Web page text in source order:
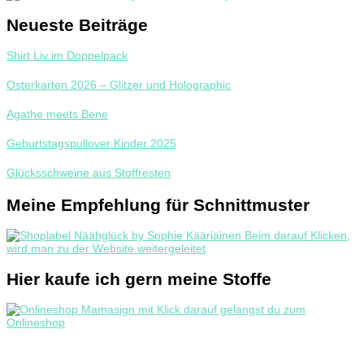
Neueste Beiträge
Shirt Liv im Doppelpack
Osterkarten 2026 – Glitzer und Holographic
Agathe meets Bene
Geburtstagspullover Kinder 2025
Glücksschweine aus Stoffresten
Meine Empfehlung für Schnittmuster
Hier kaufe ich gern meine Stoffe